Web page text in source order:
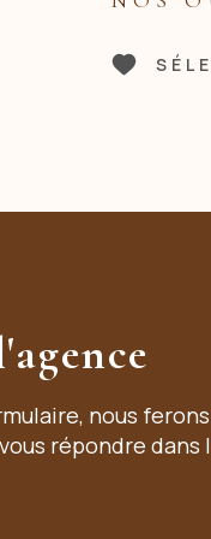
nous
répondre dans